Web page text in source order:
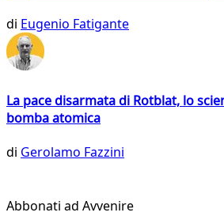
di Eugenio Fatigante
La pace disarmata di Rotblat, lo
bomba atomica
di Gerolamo Fazzini
Abbonati ad Avvenire